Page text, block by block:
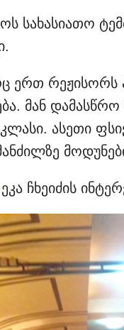
სახასიათო
ერთ რეჟისორს
მან
ასეთი
ეკა ჩხეიძის